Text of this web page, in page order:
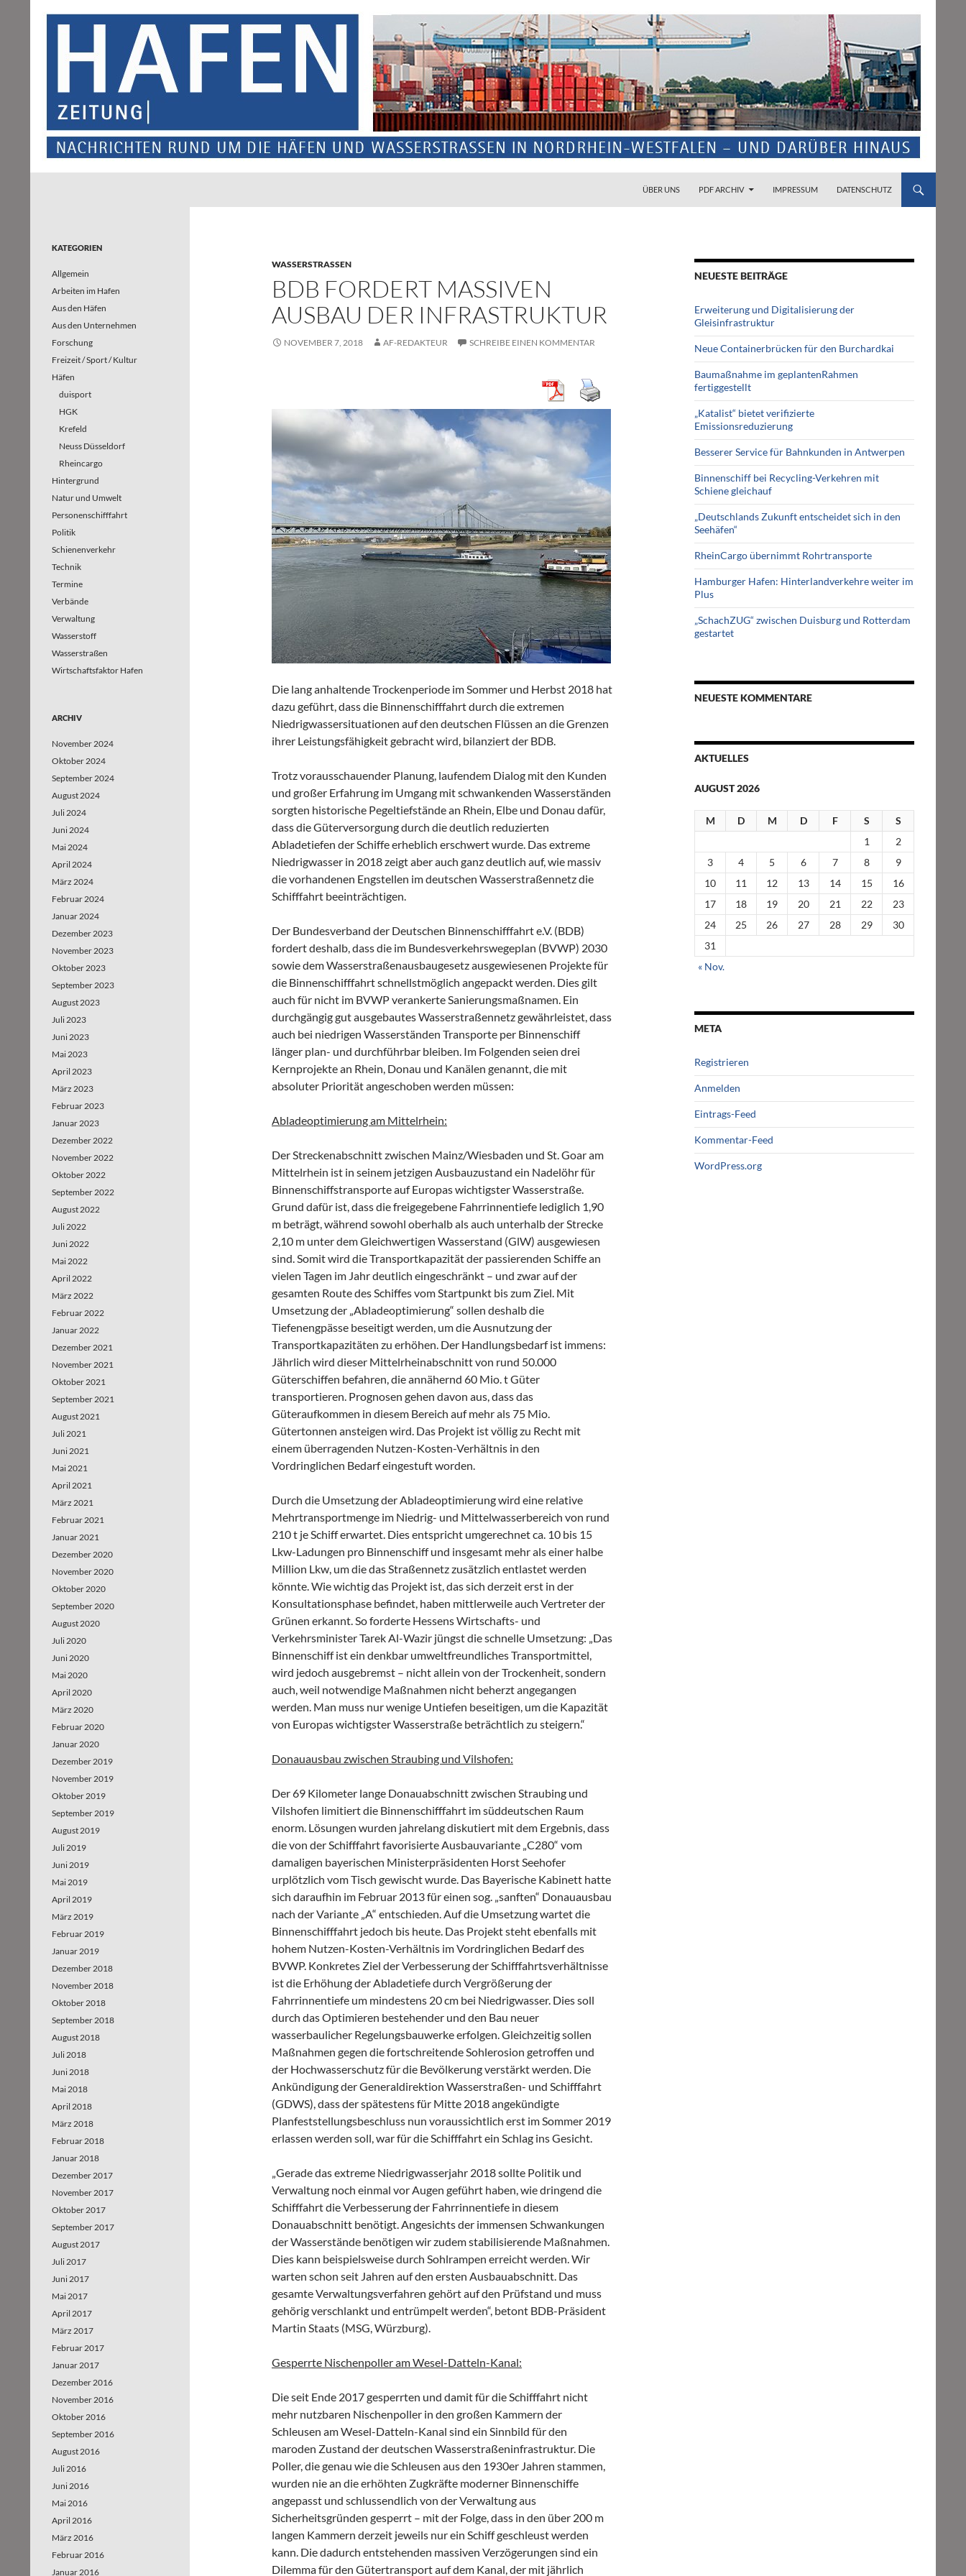
ÜBER UNS
PDF ARCHIV IMPRESSUM DATENSCHUTZ
WASSERSTRASSEN
BDB FORDERT MASSIVEN
AUSBAU DER INFRASTRUKTUR
NOVEMBER 7, 2018 AF-REDAKTEUR SCHREIBE EINEN KOMMENTAR
Die lang anhaltende Trockenperiode im Sommer und Herbst 2018 hat
dazu geführt, dass die Binnenschifffahrt durch die extremen
Niedrigwassersituationen auf den deutschen Flüssen an die Grenzen
ihrer Leistungsfähigkeit gebracht wird, bilanziert der BDB.
Trotz vorausschauender Planung, laufendem Dialog mit den Kunden
und großer Erfahrung im Umgang mit schwankenden Wasserständen
sorgten historische Pegeltiefstände an Rhein, Elbe und Donau dafür,
dass die Güterversorgung durch die deutlich reduzierten
Abladetiefen der Schiffe erheblich erschwert wurde. Das extreme
Niedrigwasser in 2018 zeigt aber auch ganz deutlich auf, wie massiv
die vorhandenen Engstellen im deutschen Wasserstraßennetz die
Schifffahrt beeinträchtigen.
Der Bundesverband der Deutschen Binnenschifffahrt e.V. (BDB)
fordert deshalb, dass die im Bundesverkehrswegeplan (BVWP) 2030
sowie dem Wasserstraßenausbaugesetz ausgewiesenen Projekte für
die Binnenschifffahrt schnellstmöglich angepackt werden. Dies gilt
auch für nicht im BVWP verankerte Sanierungsmaßnamen. Ein
durchgängig gut ausgebautes Wasserstraßennetz gewährleistet, dass
auch bei niedrigen Wasserständen Transporte per Binnenschiff
länger plan- und durchführbar bleiben. Im Folgenden seien drei
Kernprojekte an Rhein, Donau und Kanälen genannt, die mit
absoluter Priorität angeschoben werden müssen:
Abladeoptimierung am Mittelrhein:
Der Streckenabschnitt zwischen Mainz/Wiesbaden und St. Goar am
Mittelrhein ist in seinem jetzigen Ausbauzustand ein Nadelöhr für
Binnenschiffstransporte auf Europas wichtigster Wasserstraße.
Grund dafür ist, dass die freigegebene Fahrrinnentiefe lediglich 1,90
m beträgt, während sowohl oberhalb als auch unterhalb der Strecke
2,10 m unter dem Gleichwertigen Wasserstand (GlW) ausgewiesen
sind. Somit wird die Transportkapazität der passierenden Schiffe an
vielen Tagen im Jahr deutlich eingeschränkt – und zwar auf der
gesamten Route des Schiffes vom Startpunkt bis zum Ziel. Mit
Umsetzung der „Abladeoptimierung“ sollen deshalb die
Tiefenengpässe beseitigt werden, um die Ausnutzung der
Transportkapazitäten zu erhöhen. Der Handlungsbedarf ist immens:
Jährlich wird dieser Mittelrheinabschnitt von rund 50.000
Güterschiffen befahren, die annähernd 60 Mio. t Güter
transportieren. Prognosen gehen davon aus, dass das
Güteraufkommen in diesem Bereich auf mehr als 75 Mio.
Gütertonnen ansteigen wird. Das Projekt ist völlig zu Recht mit
einem überragenden Nutzen-Kosten-Verhältnis in den
Vordringlichen Bedarf eingestuft worden.
Durch die Umsetzung der Abladeoptimierung wird eine relative
Mehrtransportmenge im Niedrig- und Mittelwasserbereich von rund
210 t je Schiff erwartet. Dies entspricht umgerechnet ca. 10 bis 15
Lkw-Ladungen pro Binnenschiff und insgesamt mehr als einer halbe
Million Lkw, um die das Straßennetz zusätzlich entlastet werden
könnte. Wie wichtig das Projekt ist, das sich derzeit erst in der
Konsultationsphase befindet, haben mittlerweile auch Vertreter der
Grünen erkannt. So forderte Hessens Wirtschafts- und
Verkehrsminister Tarek Al-Wazir jüngst die schnelle Umsetzung: „Das
Binnenschiff ist ein denkbar umweltfreundliches Transportmittel,
wird jedoch ausgebremst – nicht allein von der Trockenheit, sondern
auch, weil notwendige Maßnahmen nicht beherzt angegangen
werden. Man muss nur wenige Untiefen beseitigen, um die Kapazität
von Europas wichtigster Wasserstraße beträchtlich zu steigern.“
Donauausbau zwischen Straubing und Vilshofen:
Der 69 Kilometer lange Donauabschnitt zwischen Straubing und
Vilshofen limitiert die Binnenschifffahrt im süddeutschen Raum
enorm. Lösungen wurden jahrelang diskutiert mit dem Ergebnis, dass
die von der Schifffahrt favorisierte Ausbauvariante „C280“ vom
damaligen bayerischen Ministerpräsidenten Horst Seehofer
urplötzlich vom Tisch gewischt wurde. Das Bayerische Kabinett hatte
sich daraufhin im Februar 2013 für einen sog. „sanften“ Donauausbau
nach der Variante „A“ entschieden. Auf die Umsetzung wartet die
Binnenschifffahrt jedoch bis heute. Das Projekt steht ebenfalls mit
hohem Nutzen-Kosten-Verhältnis im Vordringlichen Bedarf des
BVWP. Konkretes Ziel der Verbesserung der Schifffahrtsverhältnisse
ist die Erhöhung der Abladetiefe durch Vergrößerung der
Fahrrinnentiefe um mindestens 20 cm bei Niedrigwasser. Dies soll
durch das Optimieren bestehender und den Bau neuer
wasserbaulicher Regelungsbauwerke erfolgen. Gleichzeitig sollen
Maßnahmen gegen die fortschreitende Sohlerosion getroffen und
der Hochwasserschutz für die Bevölkerung verstärkt werden. Die
Ankündigung der Generaldirektion Wasserstraßen- und Schifffahrt
(GDWS), dass der spätestens für Mitte 2018 angekündigte
Planfeststellungsbeschluss nun voraussichtlich erst im Sommer 2019
erlassen werden soll, war für die Schifffahrt ein Schlag ins Gesicht.
„Gerade das extreme Niedrigwasserjahr 2018 sollte Politik und
Verwaltung noch einmal vor Augen geführt haben, wie dringend die
Schifffahrt die Verbesserung der Fahrrinnentiefe in diesem
Donauabschnitt benötigt. Angesichts der immensen Schwankungen
der Wasserstände benötigen wir zudem stabilisierende Maßnahmen.
Dies kann beispielsweise durch Sohlrampen erreicht werden. Wir
warten schon seit Jahren auf den ersten Ausbauabschnitt. Das
gesamte Verwaltungsverfahren gehört auf den Prüfstand und muss
gehörig verschlankt und entrümpelt werden“, betont BDB-Präsident
Martin Staats (MSG, Würzburg).
Gesperrte Nischenpoller am Wesel-Datteln-Kanal:
Die seit Ende 2017 gesperrten und damit für die Schifffahrt nicht
mehr nutzbaren Nischenpoller in den großen Kammern der
Schleusen am Wesel-Datteln-Kanal sind ein Sinnbild für den
maroden Zustand der deutschen Wasserstraßeninfrastruktur. Die
Poller, die genau wie die Schleusen aus den 1930er Jahren stammen,
wurden nie an die erhöhten Zugkräfte moderner Binnenschiffe
angepasst und schlussendlich von der Verwaltung aus
Sicherheitsgründen gesperrt – mit der Folge, dass in den über 200 m
langen Kammern derzeit jeweils nur ein Schiff geschleust werden
kann. Die dadurch entstehenden massiven Verzögerungen sind ein
Dilemma für den Gütertransport auf dem Kanal, der mit jährlich
NEUESTE BEITRÄGE
Erweiterung und Digitalisierung der
Gleisinfrastruktur
Neue Containerbrücken für den Burchardkai
Baumaßnahme im geplantenRahmen
fertiggestellt
„Katalist“ bietet verifizierte
Emissionsreduzierung
Besserer Service für Bahnkunden in Antwerpen
Binnenschiff bei Recycling-Verkehren mit
Schiene gleichauf
„Deutschlands Zukunft entscheidet sich in den
Seehäfen“
RheinCargo übernimmt Rohrtransporte
Hamburger Hafen: Hinterlandverkehre weiter im
Plus
„SchachZUG“ zwischen Duisburg und Rotterdam
gestartet
NEUESTE KOMMENTARE
AKTUELLES
AUGUST 2026
M D M D F S
S
1
2
3
4 5 6 7 8
9
10
11 12 13 14 15
16
17
18 19 20 21 22
23
24
25 26 27 28 29
30
31
« Nov.
META
Registrieren
Anmelden
Eintrags-Feed
Kommentar-Feed
WordPress.org
KATEGORIEN
Allgemein
Arbeiten im Hafen
Aus den Häfen
Aus den Unternehmen
Forschung
Freizeit / Sport / Kultur
Häfen
duisport
HGK
Krefeld
Neuss Düsseldorf
Rheincargo
Hintergrund
Natur und Umwelt
Personenschifffahrt
Politik
Schienenverkehr
Technik
Termine
Verbände
Verwaltung
Wasserstoff
Wasserstraßen
Wirtschaftsfaktor Hafen
ARCHIV
November 2024
Oktober 2024
September 2024
August 2024
Juli 2024
Juni 2024
Mai 2024
April 2024
März 2024
Februar 2024
Januar 2024
Dezember 2023
November 2023
Oktober 2023
September 2023
August 2023
Juli 2023
Juni 2023
Mai 2023
April 2023
März 2023
Februar 2023
Januar 2023
Dezember 2022
November 2022
Oktober 2022
September 2022
August 2022
Juli 2022
Juni 2022
Mai 2022
April 2022
März 2022
Februar 2022
Januar 2022
Dezember 2021
November 2021
Oktober 2021
September 2021
August 2021
Juli 2021
Juni 2021
Mai 2021
April 2021
März 2021
Februar 2021
Januar 2021
Dezember 2020
November 2020
Oktober 2020
September 2020
August 2020
Juli 2020
Juni 2020
Mai 2020
April 2020
März 2020
Februar 2020
Januar 2020
Dezember 2019
November 2019
Oktober 2019
September 2019
August 2019
Juli 2019
Juni 2019
Mai 2019
April 2019
März 2019
Februar 2019
Januar 2019
Dezember 2018
November 2018
Oktober 2018
September 2018
August 2018
Juli 2018
Juni 2018
Mai 2018
April 2018
März 2018
Februar 2018
Januar 2018
Dezember 2017
November 2017
Oktober 2017
September 2017
August 2017
Juli 2017
Juni 2017
Mai 2017
April 2017
März 2017
Februar 2017
Januar 2017
Dezember 2016
November 2016
Oktober 2016
September 2016
August 2016
Juli 2016
Juni 2016
Mai 2016
April 2016
März 2016
Februar 2016
Januar 2016